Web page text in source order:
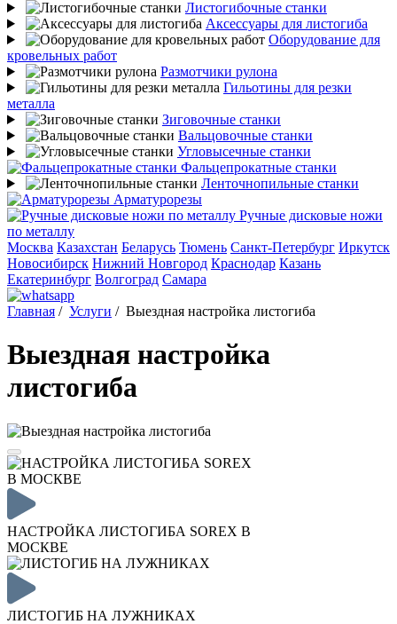
Листогибочные станки
Аксессуары для листогиба
Оборудование для
кровельных работ
Размотчики рулона
Гильотины для резки
металла
Зиговочные станки
Вальцовочные станки
Угловысечные станки
Фальцепрокатные станки
Ленточнопильные станки
Арматурорезы
Ручные дисковые ножи
по металлу
Москва Казахстан Беларусь Тюмень Санкт-Петербург Иркутск
Новосибирск Нижний Новгород Краснодар Казань
Екатеринбург Волгоград Самара
Главная / Услуги / Выездная настройка листогиба
Выездная настройка
листогиба
НАСТРОЙКА ЛИСТОГИБА SOREX В
МОСКВЕ
ЛИСТОГИБ НА ЛУЖНИКАХ